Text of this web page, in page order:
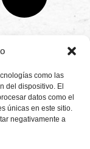
como las
del dispositivo. El
datos como el
únicas en este sitio.
negativamente a
Aviso legal
Política de
Canal de denuncias